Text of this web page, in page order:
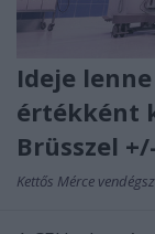
Ideje
értékként
Brüsszel
Kettős Mérce